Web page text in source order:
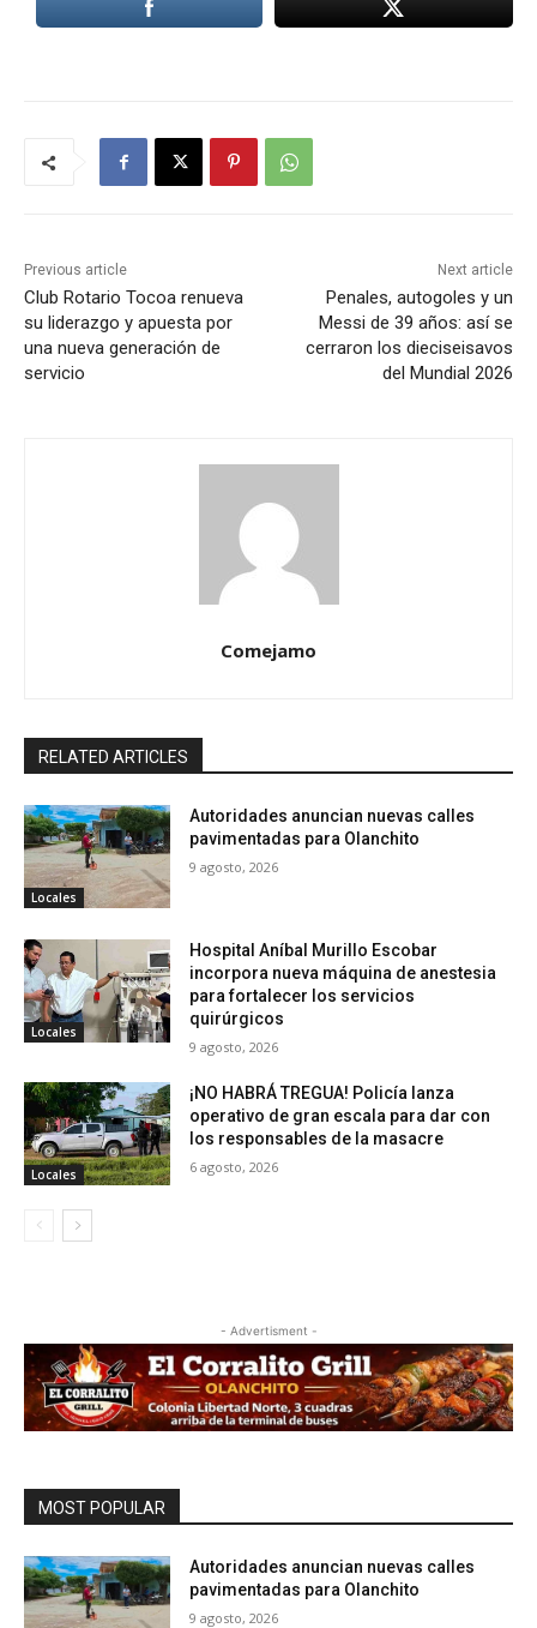
Previous article
Club Rotario Tocoa renueva
su liderazgo y apuesta por
una nueva generación de
servicio
Next article
Penales, autogoles y un
Messi de 39 años: así se
cerraron los dieciseisavos
del Mundial 2026
Comejamo
RELATED ARTICLES
Locales
Autoridades anuncian nuevas calles
pavimentadas para Olanchito
9 agosto, 2026
Locales
Hospital Aníbal Murillo Escobar
incorpora nueva máquina de anestesia
para fortalecer los servicios
quirúrgicos
9 agosto, 2026
Locales
¡NO HABRÁ TREGUA! Policía lanza
operativo de gran escala para dar con
los responsables de la masacre
6 agosto, 2026
- Advertisment -
MOST POPULAR
Autoridades anuncian nuevas calles
pavimentadas para Olanchito
9 agosto, 2026